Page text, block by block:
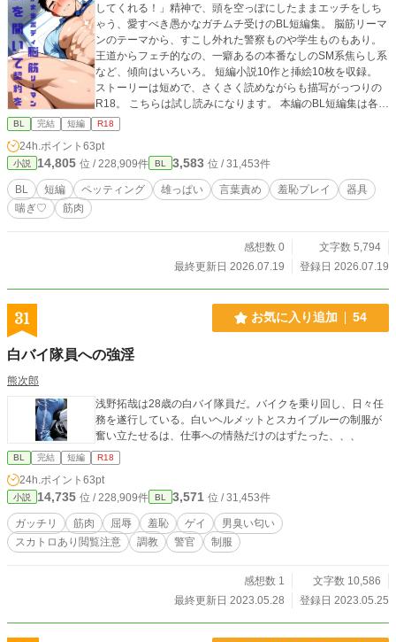
してくれる！」精神で、頭を空っぽにしたままエッチをしち
ゃう、愛すべき愚かなガチムチ受けのBL短編集。 脳筋リーマ
ンのテーマから、すこし外れた警察ものや学生ものもあり。
王道からフェチ的なの、一癖あるの本番なしのSM系焦らし系
など、傾向はいろいろ。 短編小説10作と挿絵10枚を収録。
ストーリーは短めで、さくさく読めながらも描写がっつりの
R18。 こちらは試し読みになります。 本編のBL短編集は各サ
イトで販売中。 詳細を知れるブログのリンクは↓にありま
す。
BL 完結 短編 R18
24h.ポイント 63pt
小説 14,805 位 / 228,909件 BL 3,583 位 / 31,453件
BL 短編 ペッティング 雄っぱい 言葉責め 羞恥プレイ
器具
喘ぎ♡
筋肉
感想数 0
文字数 5,794
最終更新日 2026.07.19
登録日 2026.07.19
31 お気に入り追加 54
白バイ隊員への強淫
熊次郎
浅野拓哉は28歳の白バイ隊員だ。バイクを乗り回し、日々任
務を遂行している。白いヘルメットとスカイブルーの制服が
奮い立たせるは、仕事への情熱だけのはずたった、、、
BL 完結 短編 R18
24h.ポイント 63pt
小説 14,735 位 / 228,909件 BL 3,571 位 / 31,453件
ガッチリ 筋肉 屈辱 羞恥 ゲイ
男臭い匂い
スカトロあり閲覧注意
調教 警官 制服
感想数 1
文字数 10,586
最終更新日 2023.05.28
登録日 2023.05.25